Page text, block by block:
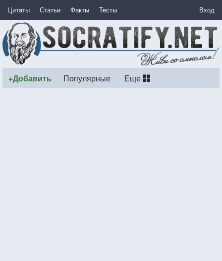
Цитаты Статьи Факты Тесты Вход
+Добавить Популярные Еще